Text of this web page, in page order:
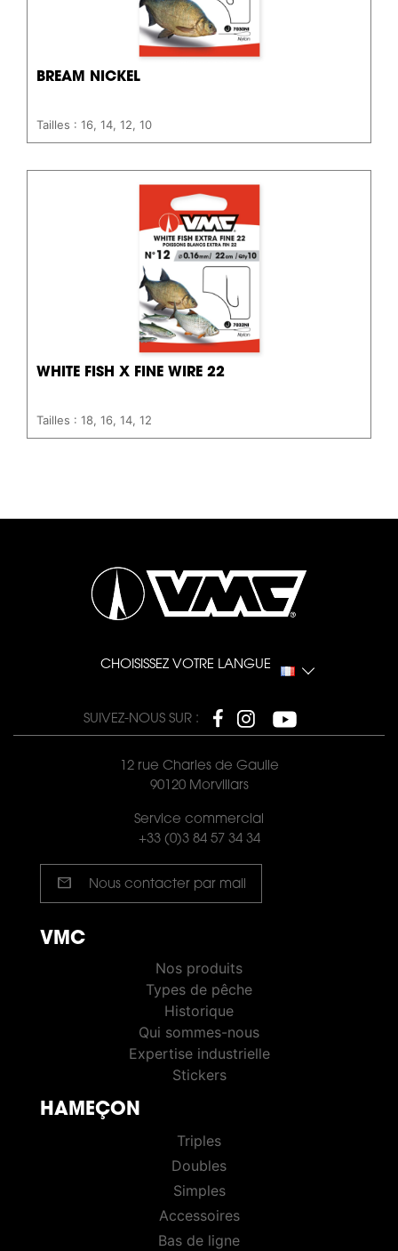
BREAM NICKEL
Tailles : 16, 14, 12, 10
WHITE FISH X FINE WIRE 22
Tailles : 18, 16, 14, 12
CHOISISSEZ VOTRE LANGUE
SUIVEZ-NOUS SUR :
12 rue Charles de Gaulle
90120 Morvillars
Service commercial
+33 (0)3 84 57 34 34
mail Nous contacter par mail
VMC
Nos produits
Types de pêche
Historique
Qui sommes-nous
Expertise industrielle
Stickers
HAMEÇON
Triples
Doubles
Simples
Accessoires
Bas de ligne